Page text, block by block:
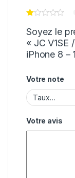
Soyez le
« JC V1SE
iPhone 8 –
Votre note
Votre avis